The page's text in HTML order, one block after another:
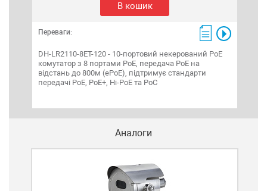
В кошик
Переваги:
DH-LR2110-8ET-120 - 10-портовий некерований PoE
комутатор з 8 портами РоЕ, передача PoE на
відстань до 800м (ePoE), підтримує стандарти
передачі PoE, PoE+, Hi-PoE та PoC
Аналоги